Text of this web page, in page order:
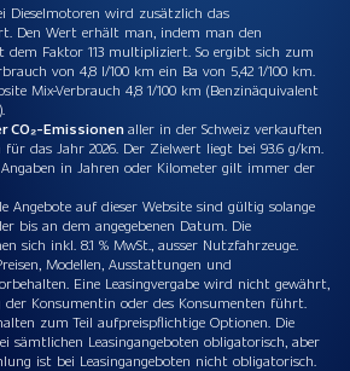
Dieselmotoren wird zusätzlich das
Den Wert erhält man, indem man den
dem Faktor 113 multipliziert. So ergibt sich zum
von 4,8 l/100 km ein Ba von 5,42 1/100 km.
Mix-Verbrauch 4,8 1/100 km (Benzinäquivalent
CO₂-Emissionenaller in der Schweiz verkauften
für das Jahr 2026. Der Zielwert liegt bei 93.6 g/km.
Angaben in Jahren oder Kilometer gilt immer der
Angebote auf dieser Website sind gültig solange
bis an dem angegebenen Datum. Die
sich inkl. 8.1 % MwSt., ausser Nutzfahrzeuge.
Modellen, Ausstattungen und
Eine Leasingvergabe wird nicht gewährt,
Konsumentin oder des Konsumenten führt.
zum Teil aufpreispflichtige Optionen. Die
sämtlichen Leasingangeboten obligatorisch, aber
ist bei Leasingangeboten nicht obligatorisch.